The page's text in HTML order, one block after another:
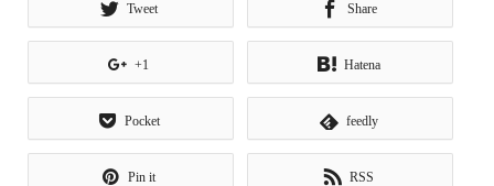
Tweet Share
+1 Hatena
Pocket feedly
Pin it RSS